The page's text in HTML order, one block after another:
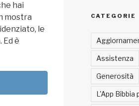
hai
mostra
le
è
CATEGORIE
Assistenza
Generosità
L'App Bibbia